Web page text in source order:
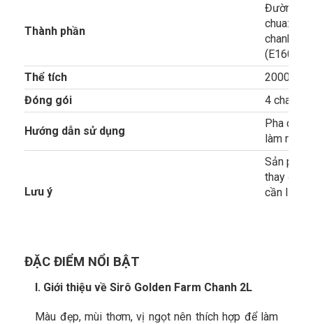
Thành phần
Đường
chua:
chanh
Thể tích
2000ml
Đóng gói
4 chai/
Hướng dẫn sử dụng
Pha chế
làm rau
Lưu ý
Sản
thay đổi
cần lắc
ĐẶC ĐIỂM NỔI BẬT
I. Giới thiệu về Sirô Golden Farm Chanh 2L
Màu đẹp, mùi thơm, vị ngọt nên thích hợp để làm